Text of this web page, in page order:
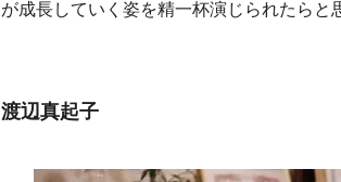
が成長していく姿を精一杯演じられたらと
渡辺真起子